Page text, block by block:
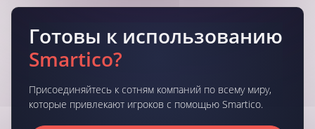
Готовы к использованию
Smartico?
Присоединяйтесь к сотням компаний по всему миру,
которые привлекают игроков с помощью Smartico.